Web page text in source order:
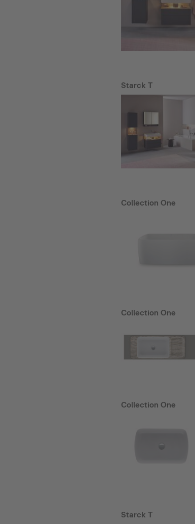
Starck T
Collection One
Collection One
Collection One
Starck T